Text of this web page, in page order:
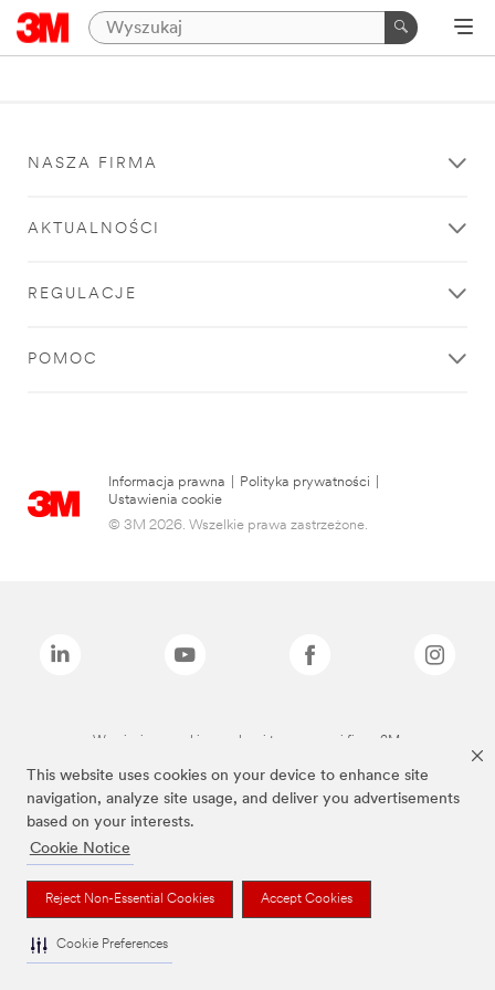
This website uses cookies on your device to enhance site
navigation, analyze site usage, and deliver you advertisements
based on your interests.
Cookie Notice
Reject Non-Essential Cookies Accept Cookies
Cookie Preferences
NASZA FIRMA
AKTUALNOŚCI
REGULACJE
POMOC
Informacja prawna Polityka prywatności
Ustawienia cookie
© 3M 2026. Wszelkie prawa zastrzeżone.
Wymienione marki są znakami towarowymi firmy 3M.